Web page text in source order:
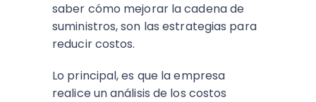
saber cómo mejorar la cadena de
suministros, son las estrategias para
reducir costos.
Lo principal, es que la empresa
realice un análisis de los costos